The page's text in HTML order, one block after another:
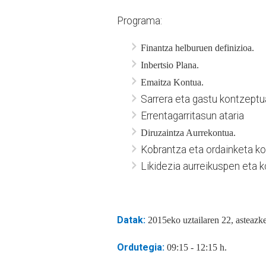
Programa:
Finantza helburuen definizioa.
Inbertsio Plana.
Emaitza Kontua.
Sarrera eta gastu
Errentagarritasun ataria
Diruzaintza Aurrekontua.
Kobrantza eta ordainketa
Likidezia aurreikuspen eta
Datak: 2015eko uztailaren 22,
Ordutegia: 09:15 - 12:15 h.